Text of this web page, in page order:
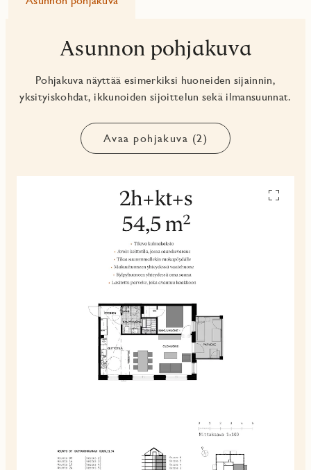
Asunnon pohjakuva
Pohjakuva näyttää esimerkiksi huoneiden sijainnin,
yksityiskohdat, ikkunoiden sijoittelun sekä ilmansuunnat.
Avaa pohjakuva (2)
Avaa